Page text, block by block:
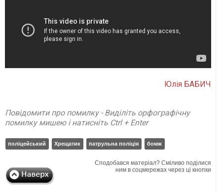
Юлія БАБИЧ
Повідомити про помилку - Виділіть орфографічну
помилку мишею і натисніть Ctrl + Enter
поліцейський Хрещатик патрульна поліція бомж
Сподобався матеріал? Сміливо поділися
ним в соцмережах через ці кнопки